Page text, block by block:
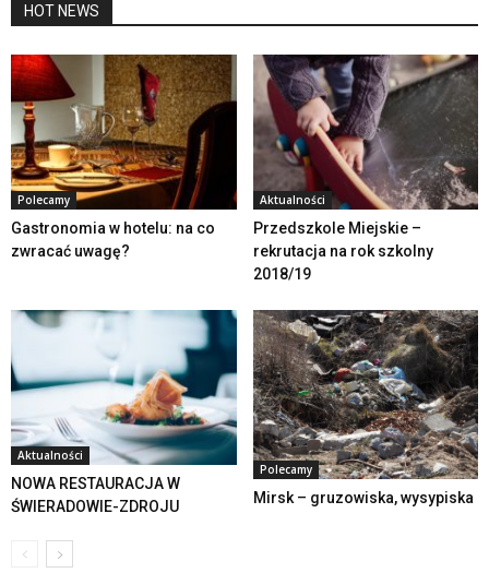
HOT NEWS
Polecamy
Gastronomia w hotelu: na co
zwracać uwagę?
Aktualności
Przedszkole Miejskie –
rekrutacja na rok szkolny
2018/19
Aktualności
NOWA RESTAURACJA W
ŚWIERADOWIE-ZDROJU
Polecamy
Mirsk – gruzowiska, wysypiska